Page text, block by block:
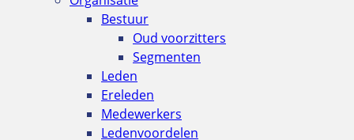
Bestuur
Oud voorzitters
Segmenten
Leden
Ereleden
Medewerkers
Ledenvoordelen